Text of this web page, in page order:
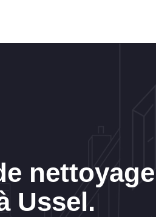
nettoyage
Ussel.